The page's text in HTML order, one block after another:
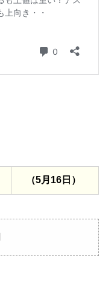
（5月16日）